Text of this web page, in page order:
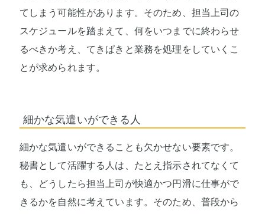
てしまう可能性があります。そのため、担当上司の
スケジュールを踏まえて、何をいつまでに終わらせ
るべきか考え、てきぱきと業務を処理をしていくこ
とが求められます。
細かな気遣いができる人
細かな気遣いができることも欠かせない要素です。
秘書として活躍する人は、たとえ指示されてなくて
も、どうしたら担当上司が快適かつ円滑に仕事がで
きるかを自然に考えています。そのため、普段から